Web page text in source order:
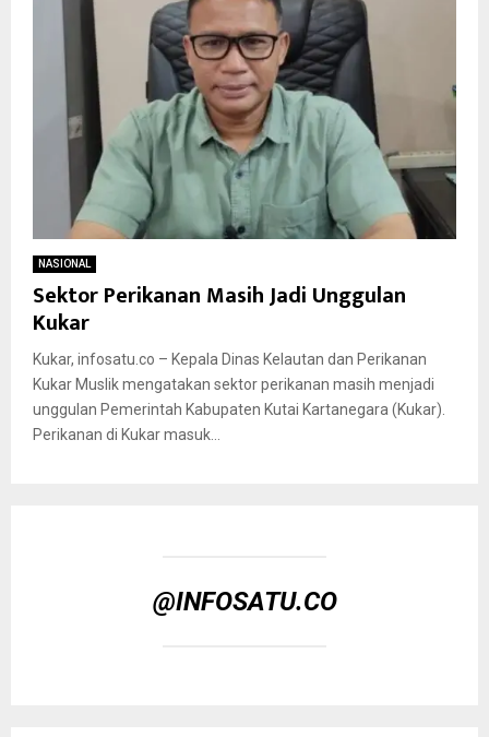
NASIONAL
Sektor Perikanan Masih Jadi Unggulan
Kukar
Kukar, infosatu.co – Kepala Dinas Kelautan dan Perikanan
Kukar Muslik mengatakan sektor perikanan masih menjadi
unggulan Pemerintah Kabupaten Kutai Kartanegara (Kukar).
Perikanan di Kukar masuk...
@INFOSATU.CO